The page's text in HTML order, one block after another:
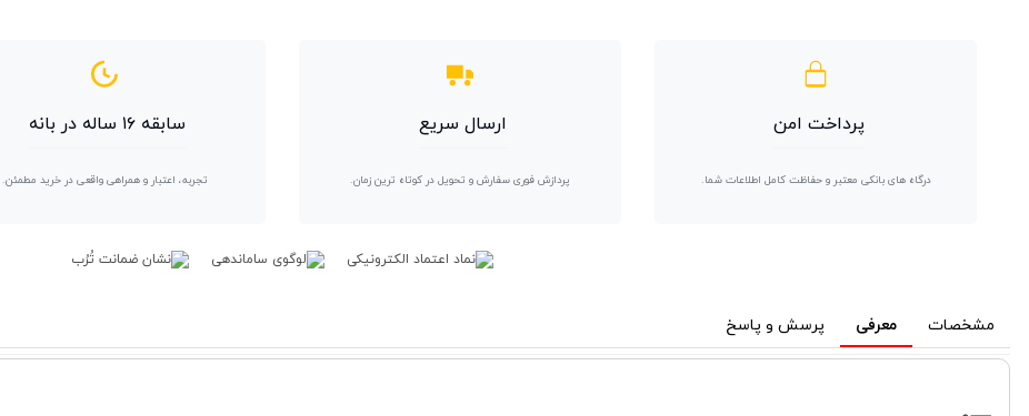
پرداخت امن
درگاه های بانکی معتبر و حفاظت کامل اطلاعات شما.
ارسال سریع
پردازش فوری سفارش و تحویل در کوتاه ترین زمان.
سابقه ۱۶ ساله در بانه
تجربه، اعتبار و همراهی واقعی در خرید مطمئن.
مشخصات معرفی پرسش و پاسخ